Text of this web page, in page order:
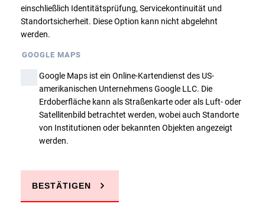
Zurück
Sie haben Fragen?
einschließlich Identitätsprüfung, Servicekontinuität und
Standortsicherheit. Diese Option kann nicht abgelehnt
werden.
GOOGLE MAPS
Google Maps ist ein Online-Kartendienst des US-
amerikanischen Unternehmens Google LLC. Die
Erdoberfläche kann als Straßenkarte oder als Luft- oder
Satellitenbild betrachtet werden, wobei auch Standorte
von Institutionen oder bekannten Objekten angezeigt
werden.
BESTÄTIGEN